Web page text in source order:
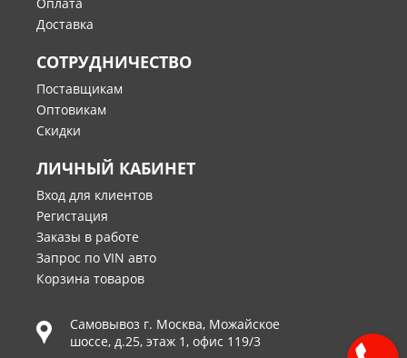
Доставка
СОТРУДНИЧЕСТВО
Поставщикам
Оптовикам
Скидки
ЛИЧНЫЙ КАБИНЕТ
Вход для клиентов
Регистация
Заказы в работе
Запрос по VIN авто
Корзина товаров
Самовывоз г. Москва, Можайское
шоссе, д.25, этаж 1, офис 119/3